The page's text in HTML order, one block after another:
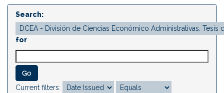
Search:
for
Current filters: